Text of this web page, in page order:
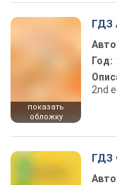
показать
обложку
ГДЗ
Год:
2nd
ГДЗ